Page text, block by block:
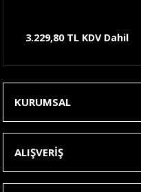
3.229,80 TL KDV Dahil
KURUMSAL
ALIŞVERİŞ